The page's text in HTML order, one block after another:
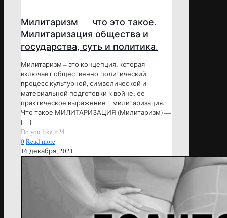
Милитаризм — что это такое.
Милитаризация общества и
государства, суть и политика.
Милитаризм – это концепция, которая
включает общественно-политический
процесс культурной, символической и
материальной подготовки к войне; ее
практическое выражение – милитаризация.
Что такое МИЛИТАРИЗАЦИЯ (Милитаризм) —
[…]
Do you like it?4
0Read more
16 декабря, 2021